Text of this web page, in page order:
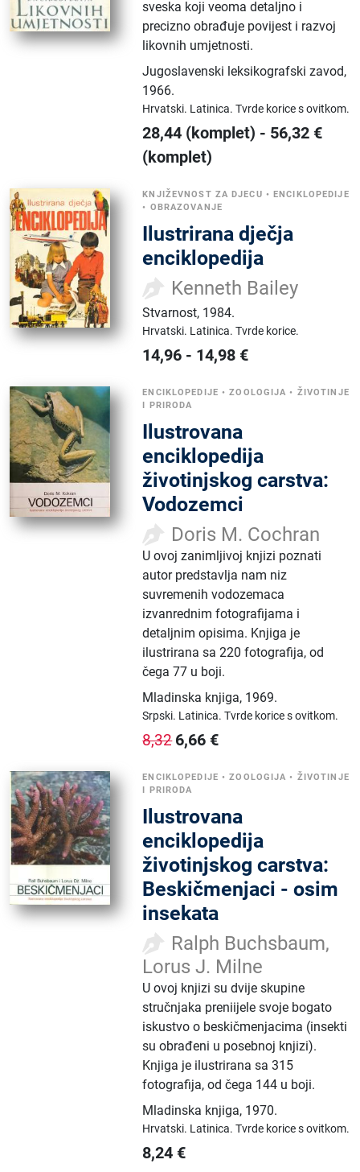
sveska koji veoma detaljno i
precizno obrađuje povijest i razvoj
likovnih umjetnosti.
Jugoslavenski leksikografski zavod,
1966.
Hrvatski. Latinica.Tvrde korice s ovitkom.
28,44 (komplet) - 56,32 €
(komplet)
KNJIŽEVNOST ZA DJECU •ENCIKLOPEDIJE
• OBRAZOVANJE
Ilustrirana dječja
enciklopedija
Kenneth Bailey
Stvarnost, 1984.
Hrvatski. Latinica.Tvrde korice.
14,96 - 14,98 €
ENCIKLOPEDIJE •ZOOLOGIJA • ŽIVOTINJE
I PRIRODA
Ilustrovana
enciklopedija
životinjskog carstva:
Vodozemci
Doris M. Cochran
U ovoj zanimljivoj knjizi poznati
autor predstavlja nam niz
suvremenih vodozemaca
izvanrednim fotografijama i
detaljnim opisima. Knjiga je
ilustrirana sa 220 fotografija, od
čega 77 u boji.
Mladinska knjiga, 1969.
Srpski. Latinica.Tvrde korice s ovitkom.
8,32 6,66 €
ENCIKLOPEDIJE •ZOOLOGIJA • ŽIVOTINJE
I PRIRODA
Ilustrovana
enciklopedija
životinjskog carstva:
Beskičmenjaci - osim
insekata
Ralph Buchsbaum,
Lorus J. Milne
U ovoj knjizi su dvije skupine
stručnjaka preniijele svoje bogato
iskustvo o beskičmenjacima (insekti
su obrađeni u posebnoj knjizi).
Knjiga je ilustrirana sa 315
fotografija, od čega 144 u boji.
Mladinska knjiga, 1970.
Hrvatski. Latinica.Tvrde korice s ovitkom.
8,24 €